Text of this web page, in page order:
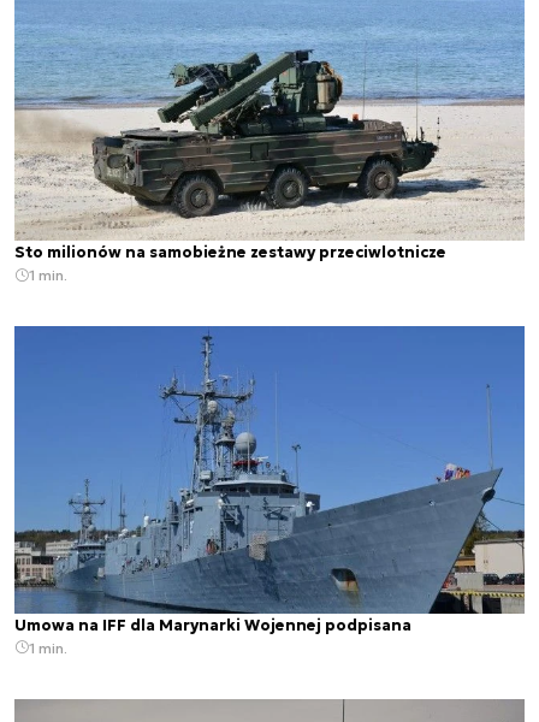
Sto milionów na samobieżne zestawy przeciwlotnicze
1 min.
Umowa na IFF dla Marynarki Wojennej podpisana
1 min.